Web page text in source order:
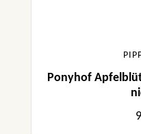
Ponyhof